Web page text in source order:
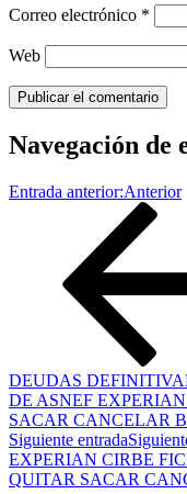
Correo electrónico *
Web
Navegación de
Entrada anterior:Anterior
DEUDAS
DE ASNEF
SACAR CANCELAR
Siguiente entrada
EXPERIAN CIRBE
QUITAR SACAR